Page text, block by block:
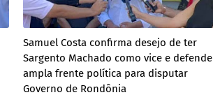
Samuel Costa confirma desejo de ter
Sargento Machado como vice e defende
ampla frente política para disputar
Governo de Rondônia